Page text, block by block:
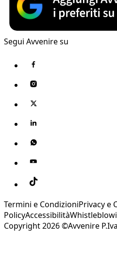
Segui Avvenire su
Termini e CondizioniPrivacy e
PolicyAccessibilità
Copyright 2026 ©Avvenire